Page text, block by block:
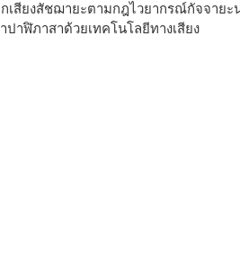
สียงสัชฌายะตามกฎไวยากรณ์กัจจายะ
าฬิภาสาด้วยเทคโนโลยีทางเสียง